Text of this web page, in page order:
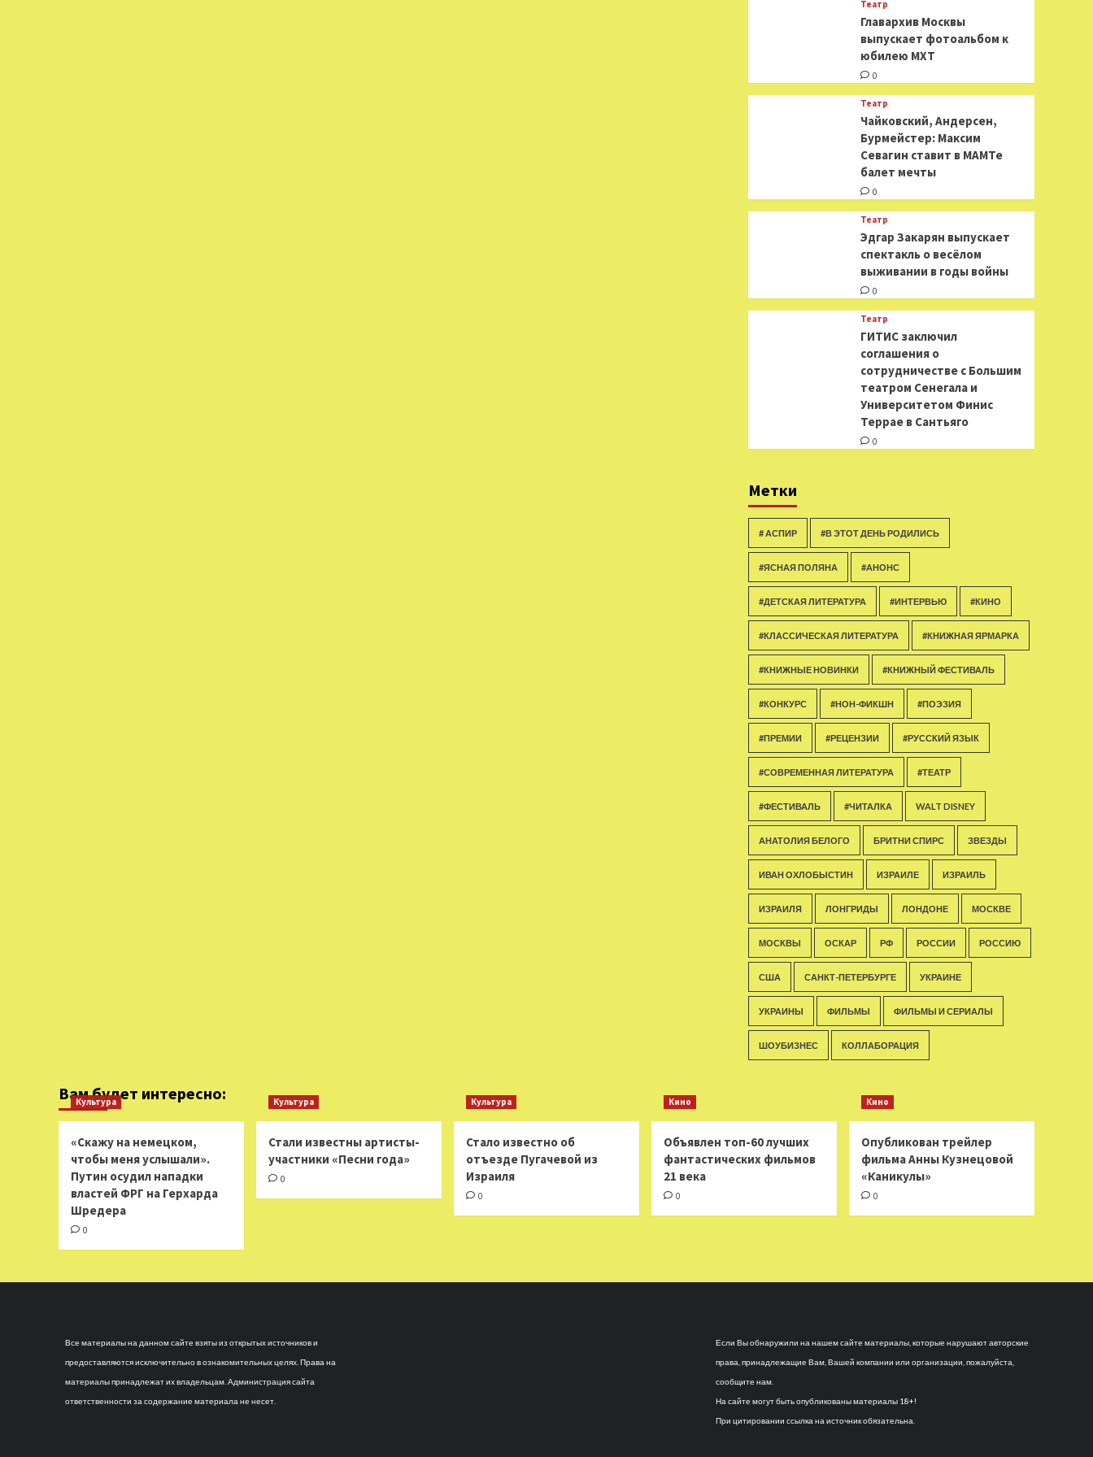
Театр
​​Главархив Москвы
выпускает фотоальбом к
юбилею МХТ
0
Театр
​​Чайковский, Андерсен,
Бурмейстер: Максим
Севагин ставит в МАМТе
балет мечты
0
Театр
Эдгар Закарян выпускает
спектакль о весёлом
выживании в годы войны
0
Театр
ГИТИС заключил
соглашения о
сотрудничестве с Большим
театром Сенегала и
Университетом Финис
Террае в Сантьяго
0
Метки
# АСПИР #В ЭТОТ ДЕНЬ РОДИЛИСЬ
#ЯСНАЯ ПОЛЯНА #АНОНС
#ДЕТСКАЯ ЛИТЕРАТУРА #ИНТЕРВЬЮ #КИНО
#КЛАССИЧЕСКАЯ ЛИТЕРАТУРА #КНИЖНАЯ ЯРМАРКА
#КНИЖНЫЕ НОВИНКИ #КНИЖНЫЙ ФЕСТИВАЛЬ
#КОНКУРС #НОН-ФИКШН #ПОЭЗИЯ
#ПРЕМИИ #РЕЦЕНЗИИ #РУССКИЙ ЯЗЫК
#СОВРЕМЕННАЯ ЛИТЕРАТУРА #ТЕАТР
#ФЕСТИВАЛЬ #ЧИТАЛКА WALT DISNEY
АНАТОЛИЯ БЕЛОГО БРИТНИ СПИРС ЗВЕЗДЫ
ИВАН ОХЛОБЫСТИН ИЗРАИЛЕ ИЗРАИЛЬ
ИЗРАИЛЯ ЛОНГРИДЫ ЛОНДОНЕ МОСКВЕ
МОСКВЫ ОСКАР РФ РОССИИ РОССИЮ
США САНКТ-ПЕТЕРБУРГЕ УКРАИНЕ
УКРАИНЫ ФИЛЬМЫ ФИЛЬМЫ И СЕРИАЛЫ
ШОУБИЗНЕС КОЛЛАБОРАЦИЯ
Вам будет интересно:
Культура
«Скажу на немецком,
чтобы меня услышали».
Путин осудил нападки
властей ФРГ на Герхарда
Шредера
0
Культура
Стали известны артисты-
участники «Песни года»
0
Культура
Стало известно об
отъезде Пугачевой из
Израиля
0
Кино
Объявлен топ-60 лучших
фантастических фильмов
21 века
0
Кино
Опубликован трейлер
фильма Анны Кузнецовой
«Каникулы»
0
Все материалы на данном сайте взяты из открытых источников и
предоставляются исключительно в ознакомительных целях. Права на
материалы принадлежат их владельцам. Администрация сайта
ответственности за содержание материала не несет.
Если Вы обнаружили на нашем сайте материалы, которые нарушают авторские
права, принадлежащие Вам, Вашей компании или организации, пожалуйста,
сообщите нам.
На сайте могут быть опубликованы материалы 18+!
При цитировании ссылка на источник обязательна.